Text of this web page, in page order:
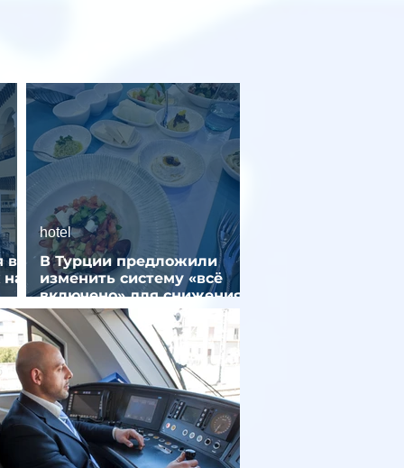
в
В Турции предложили
изменить систему «всё
включено» для снижения
стоимости отдыха
hotel